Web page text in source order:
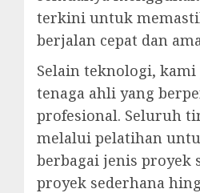
terkini untuk
berjalan cepat dan
Selain teknologi,
tenaga ahli yang
profesional. Seluruh
melalui pelatihan
berbagai jenis proyek
proyek sederhana